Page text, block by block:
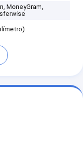
MoneyGram,